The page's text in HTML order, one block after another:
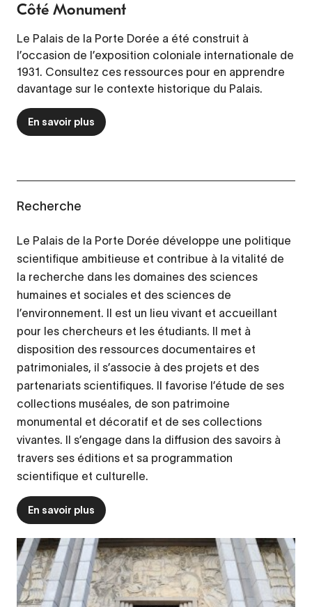
Côté Monument
Le Palais de la Porte Dorée a été construit à
l’occasion de l’exposition coloniale internationale de
1931. Consultez ces ressources pour en apprendre
davantage sur le contexte historique du Palais.
En savoir plus
Recherche
Le Palais de la Porte Dorée développe une politique
scientifique ambitieuse et contribue à la vitalité de
la recherche dans les domaines des sciences
humaines et sociales et des sciences de
l’environnement. Il est un lieu vivant et accueillant
pour les chercheurs et les étudiants. Il met à
disposition des ressources documentaires et
patrimoniales, il s’associe à des projets et des
partenariats scientifiques. Il favorise l’étude de ses
collections muséales, de son patrimoine
monumental et décoratif et de ses collections
vivantes. Il s’engage dans la diffusion des savoirs à
travers ses éditions et sa programmation
scientifique et culturelle.
En savoir plus